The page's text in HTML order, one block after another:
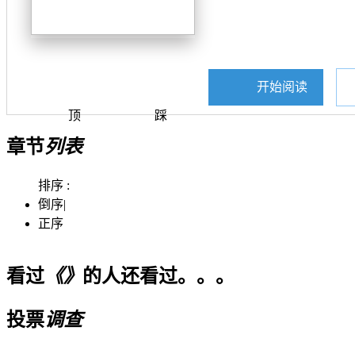
顶 踩
开始阅读
章节列表
排序 :
倒序|
正序
看过《》 的人还看过。。。
投票调查